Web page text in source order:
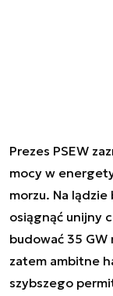
Prezes PSEW
mocy w
morzu. Na
osiągnąć unijny
budować 35 GW
zatem ambitne
szybszego